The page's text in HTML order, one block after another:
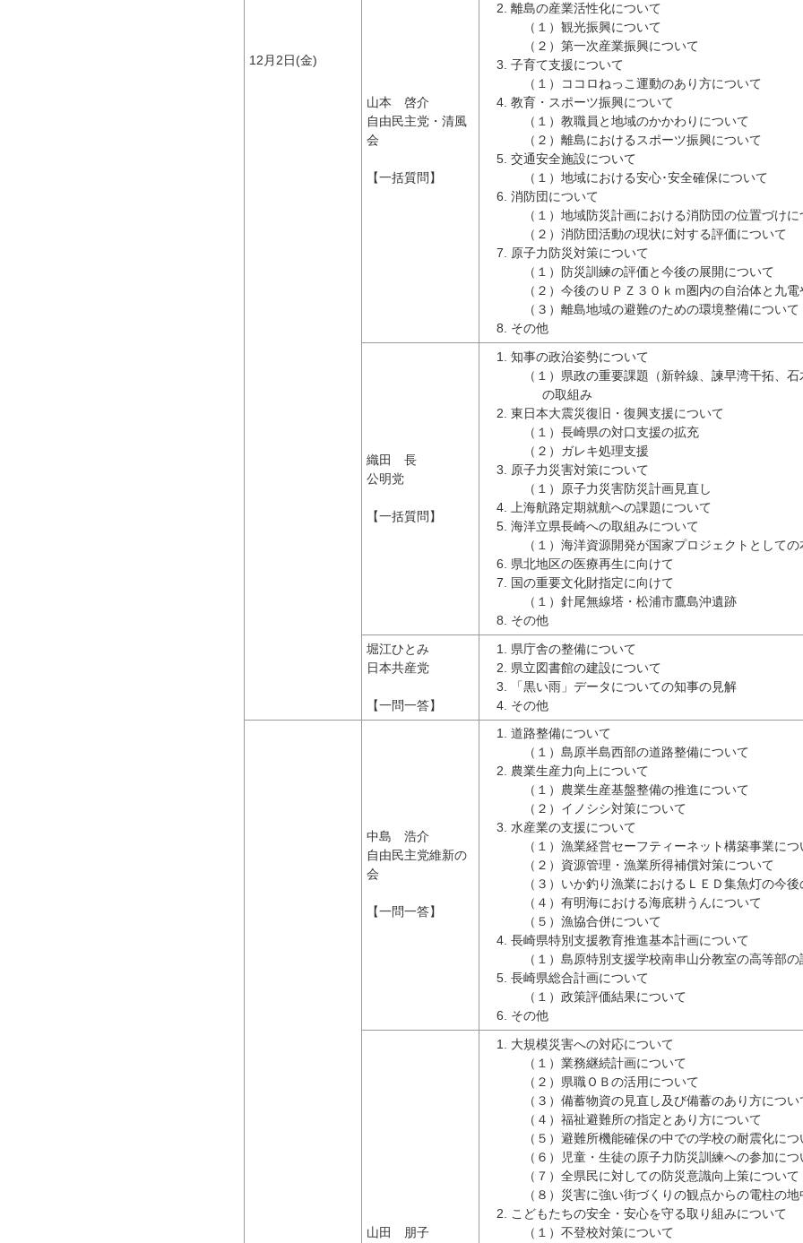
12月2日(金)
山本 啓介
自由民主党・清風
会
【一括質問】
離島の産業活性化について
（１）観光振興について
（２）第一次産業振興について
子育て支援について
（１）ココロねっこ運動のあり方について
教育・スポーツ振興について
（１）教職員と地域のかかわりについて
（２）離島におけるスポーツ振興について
交通安全施設について
（１）地域における安心･安全確保について
消防団について
（１）地域防災計画における消防団の位置づけ
（２）消防団活動の現状に対する評価について
原子力防災対策について
（１）防災訓練の評価と今後の展開について
（２）今後のＵＰＺ３０ｋｍ圏内の自治体と九
（３）離島地域の避難のための環境整備について
その他
織田 長
公明党
【一括質問】
知事の政治姿勢について
（１）県政の重要課題（新幹線、諫早湾干拓、
の取組み
東日本大震災復旧・復興支援について
（１）長崎県の対口支援の拡充
（２）ガレキ処理支援
原子力災害対策について
（１）原子力災害防災計画見直し
上海航路定期就航への課題について
海洋立県長崎への取組みについて
（１）海洋資源開発が国家プロジェクトとして
県北地区の医療再生に向けて
国の重要文化財指定に向けて
（１）針尾無線塔・松浦市鷹島沖遺跡
その他
堀江ひとみ
日本共産党
【一問一答】
県庁舎の整備について
県立図書館の建設について
「黒い雨」データについての知事の見解
その他
中島 浩介
自由民主党維新の
会
【一問一答】
道路整備について
（１）島原半島西部の道路整備について
農業生産力向上について
（１）農業生産基盤整備の推進について
（２）イノシシ対策について
水産業の支援について
（１）漁業経営セーフティーネット構築事業につ
（２）資源管理・漁業所得補償対策について
（３）いか釣り漁業におけるＬＥＤ集魚灯の今
（４）有明海における海底耕うんについて
（５）漁協合併について
長崎県特別支援教育推進基本計画について
（１）島原特別支援学校南串山分教室の高等部
長崎県総合計画について
（１）政策評価結果について
その他
山田 朋子
大規模災害への対応について
（１）業務継続計画について
（２）県職ＯＢの活用について
（３）備蓄物資の見直し及び備蓄のあり方につい
（４）福祉避難所の指定とあり方について
（５）避難所機能確保の中での学校の耐震化につ
（６）児童・生徒の原子力防災訓練への参加につ
（７）全県民に対しての防災意識向上策について
（８）災害に強い街づくりの観点からの電柱の
こどもたちの安全・安心を守る取り組みについて
（１）不登校対策について